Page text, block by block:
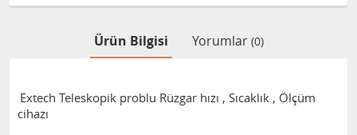
Ürün Bilgisi Yorumlar (0)
Extech Teleskopik problu Rüzgar hızı , Sıcaklık , Ölçüm
cihazı